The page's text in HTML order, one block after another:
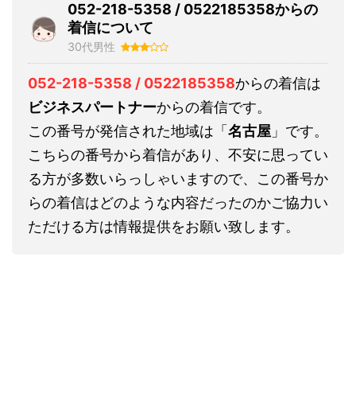
052-218-5358 / 0522185358からの
着信について
30代男性
052-218-5358 / 0522185358からの着信は
ビジネスパートナーからの着信です。
この番号が発信された地域は「 名古屋 」です。
こちらの番号から着信があり、不安に思ってい
る方が多数いらっしゃいますので、この番号か
らの着信はどのような内容だったのかご協力い
ただける方は情報提供をお願い致します。